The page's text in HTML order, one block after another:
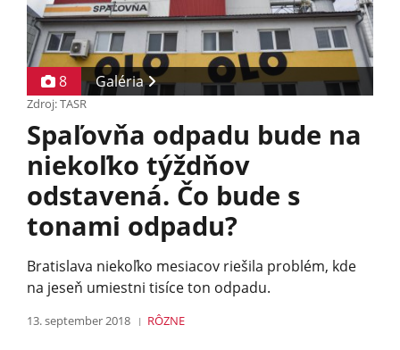
8 Galéria
Zdroj: TASR
Spaľovňa odpadu bude na
niekoľko týždňov
odstavená. Čo bude s
tonami odpadu?
Bratislava niekoľko mesiacov riešila problém, kde
na jeseň umiestni tisíce ton odpadu.
13. september 2018 RÔZNE